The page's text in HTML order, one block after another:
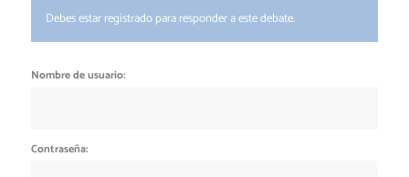
Debes estar registrado para responder a este debate.
Nombre de usuario:
Contraseña: